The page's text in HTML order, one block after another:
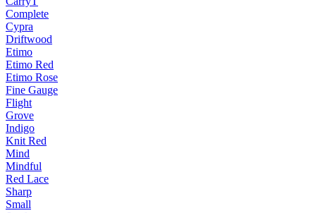
Complete
Cypra
Driftwood
Etimo
Etimo Red
Etimo Rose
Fine Gauge
Flight
Grove
Indigo
Knit Red
Mind
Mindful
Red Lace
Sharp
Small